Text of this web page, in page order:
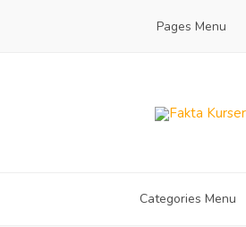
Pages Menu
Categories Menu